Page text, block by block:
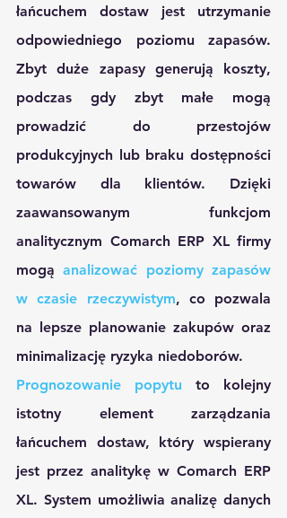
łańcuchem dostaw jest utrzymanie
odpowiedniego poziomu zapasów.
Zbyt duże zapasy generują koszty,
podczas gdy zbyt małe mogą
prowadzić do przestojów
produkcyjnych lub braku dostępności
towarów dla klientów. Dzięki
zaawansowanym funkcjom
analitycznym Comarch ERP XL firmy
mogą analizować poziomy zapasów
w czasie rzeczywistym, co pozwala
na lepsze planowanie zakupów oraz
minimalizację ryzyka niedoborów.
Prognozowanie popytu to kolejny
istotny element zarządzania
łańcuchem dostaw, który wspierany
jest przez analitykę w Comarch ERP
XL. System umożliwia analizę danych